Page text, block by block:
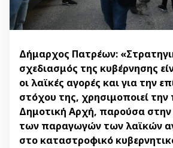
Δήμαρχος Πατρέων:
σχεδιασμός της κυβέρνησης
οι λαϊκές αγορές και για την
στόχου της, χρησιμοποιεί
Δημοτική Αρχή, παρούσα στην
των παραγωγών των λαϊκών
στο καταστροφικό